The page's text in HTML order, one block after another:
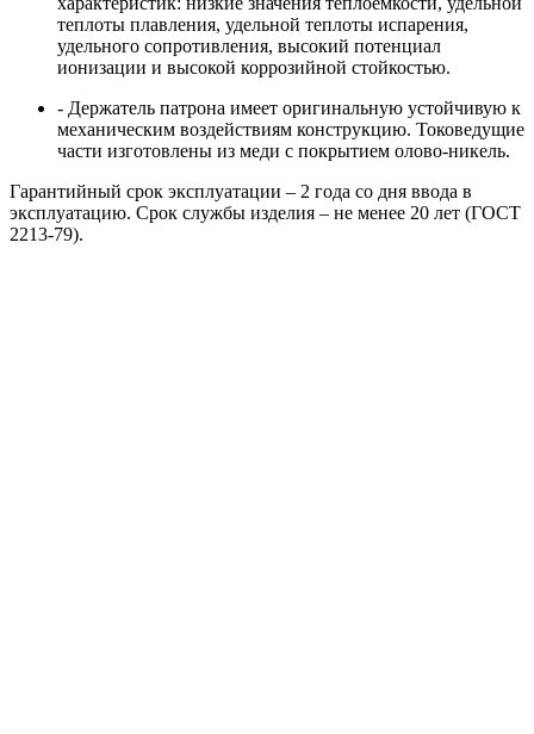
теплоты плавления, удельной теплоты испарения,
удельного сопротивления, высокий потенциал
ионизации и высокой коррозийной стойкостью.
- Держатель патрона имеет оригинальную устойчивую к
механическим воздействиям конструкцию. Токоведущие
части изготовлены из меди с покрытием олово-никель.
Гарантийный срок эксплуатации – 2 года со дня ввода в
эксплуатацию. Срок службы изделия – не менее 20 лет (ГОСТ
2213-79).